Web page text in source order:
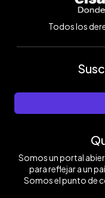
Todos los
Somos un portal
para reflejar a un
Somos el punto de